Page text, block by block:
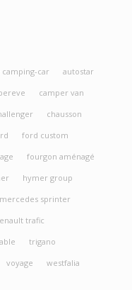
car
autostar
camper van
chausson
ford custom
fourgon aménagé
hymer group
mercedes sprinter
trafic
trigano
voyage westfalia